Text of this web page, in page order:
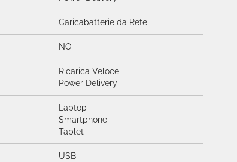
Caricabatterie da Rete
NO
Ricarica Veloce
Power Delivery
Laptop
Smartphone
Tablet
USB